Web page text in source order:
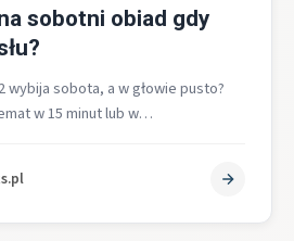
sobotni obiad gdy
wybija sobota, a w głowie pusto?
w 15 minut lub w…